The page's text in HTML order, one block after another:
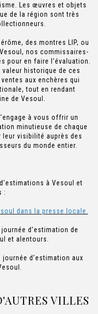
Les œuvres et objets
de la région sont très
des montres LIP, ou
nos commissaires-
pour en faire l’évaluation.
historique de ces
aux enchères qui
tout en rendant
de Vesoul.
à vous offrir un
minutieuse de chaque
leur visibilité auprès des
du monde entier.
à Vesoul et
:
dans la presse locale.
d’estimation de
et alentours.
journée d’estimation aux
VILLES